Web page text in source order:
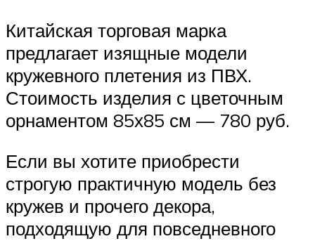
Китайская торговая марка
предлагает изящные модели
кружевного плетения из ПВХ.
Стоимость изделия с цветочным
орнаментом 85х85 см — 780 руб.
Если вы хотите приобрести
строгую практичную модель без
кружев и прочего декора,
подходящую для повседневного